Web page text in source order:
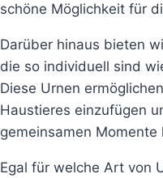
schöne Möglichkeit für
Darüber hinaus bieten
die so individuell sind
Diese Urnen
Haustieres einzufügen
gemeinsamen
Egal für welche Art von